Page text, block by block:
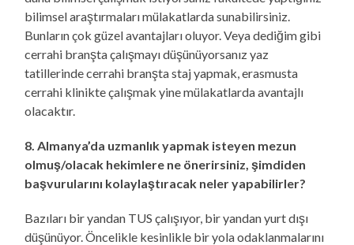
bilimsel araştırmaları mülakatlarda sunabilirsiniz.
Bunların çok güzel avantajları oluyor. Veya dediğim gibi
cerrahi branşta çalışmayı düşünüyorsanız yaz
tatillerinde cerrahi branşta staj yapmak, erasmusta
cerrahi klinikte çalışmak yine mülakatlarda avantajlı
olacaktır.
8. Almanya’da uzmanlık yapmak isteyen mezun
olmuş/olacak hekimlere ne önerirsiniz, şimdiden
başvurularını kolaylaştıracak neler yapabilirler?
Bazıları bir yandan TUS çalışıyor, bir yandan yurt dışı
düşünüyor. Öncelikle kesinlikle bir yola odaklanmalarını